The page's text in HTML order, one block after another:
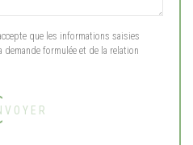
que les informations saisies
formulée et de la relation